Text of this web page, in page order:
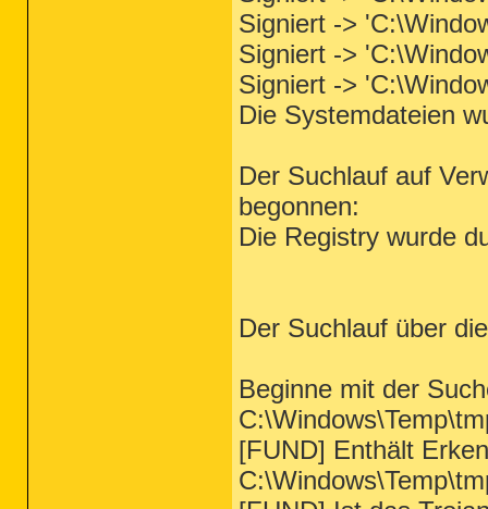
Signiert ->
Signiert ->
Signiert ->
Die Systemdateien
Der Suchlauf auf
begonnen:
Die Registry wurde
Der Suchlauf über
Beginne mit der
[FUND] Enthält